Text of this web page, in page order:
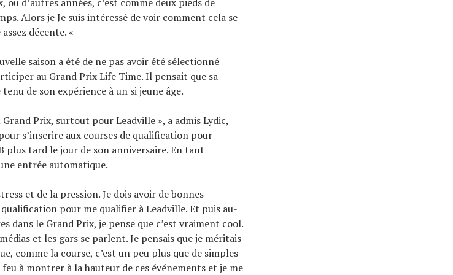
Alors je Je suis intéressé de voir comment cela se
décente. «
saison a été de ne pas avoir été sélectionné
au Grand Prix Life Time. Il pensait que sa
de son expérience à un si jeune âge.
Prix, surtout pour Leadville », a admis Lydic,
s’inscrire aux courses de qualification pour
tard le jour de son anniversaire. En tant
entrée automatique.
et de la pression. Je dois avoir de bonnes
pour me qualifier à Leadville. Et puis au-
dans le Grand Prix, je pense que c’est vraiment cool.
et les gars se parlent. Je pensais que je méritais
comme la course, c’est un peu plus que de simples
à montrer à la hauteur de ces événements et je me